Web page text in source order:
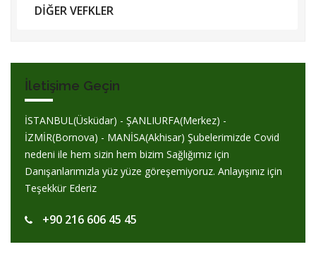
DİĞER VEFKLER
İletişime Geçin
İSTANBUL(Üsküdar) - ŞANLIURFA(Merkez) -
İZMİR(Bornova) - MANİSA(Akhisar) Şubelerimizde Covid
nedeni ile hem sizin hem bizim Sağlığımız için
Danışanlarımızla yüz yüze göreşemiyoruz. Anlayışınız için
Teşekkür Ederiz
+90 216 606 45 45